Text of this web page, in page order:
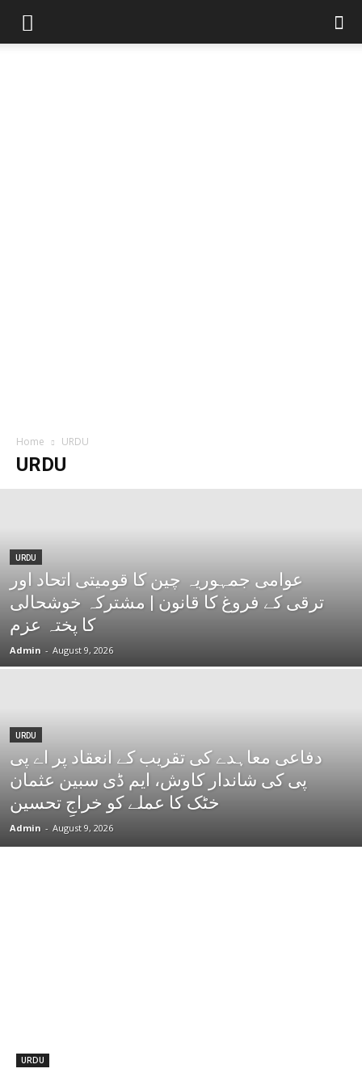
Home URDU
URDU
URDU
عوامی جمہوریہ چین کا قومیتی اتحاد اور
ترقی کے فروغ کا قانون | مشترکہ خوشحالی
کا پختہ عزم
Admin - August 9, 2026
URDU
دفاعی معاہدے کی تقریب کے انعقاد پر اے پی
پی کی شاندار کاوش، ایم ڈی سبین عثمان
خٹک کا عملے کو خراجِ تحسین
Admin - August 9, 2026
URDU